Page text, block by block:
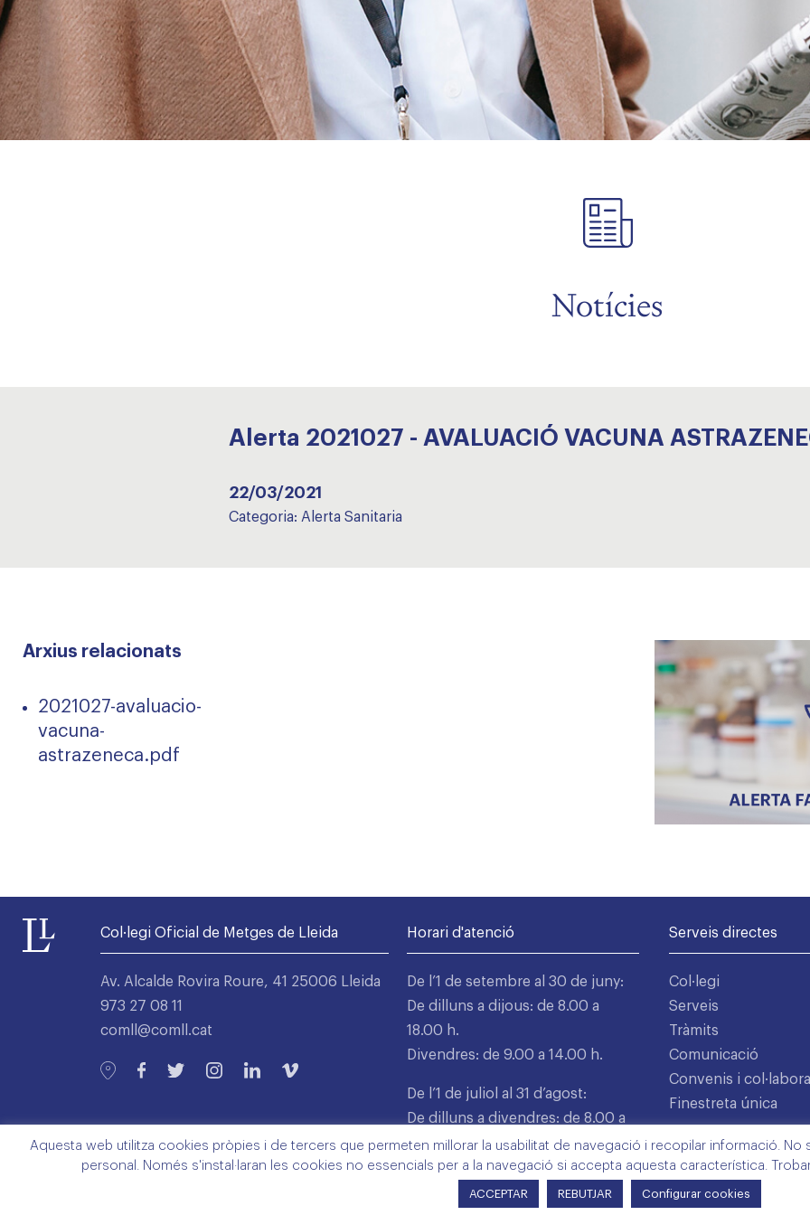
Notícies
Alerta 2021027 - AVALUACIÓ VACUNA
22/03/2021
Categoria: Alerta Sanitaria
Arxius relacionats
2021027-avaluacio-
vacuna-
astrazeneca.pdf
Col·legi Oficial de Metges de Lleida
Av. Alcalde Rovira Roure, 41 25006 Lleida
973 27 08 11
comll@comll.cat
Horari d'atenció
De l’1 de setembre al 30 de juny:
De dilluns a dijous: de 8.00 a
18.00 h.
Divendres: de 9.00 a 14.00 h.
De l’1 de juliol al 31 d’agost:
De dilluns a divendres: de 8.00 a
15.00 h.
Serveis directes
Col·legi
Serveis
Tràmits
Comunicació
Convenis i
Finestreta única
Aquesta web utilitza cookies pròpies i de tercers que permeten millorar la usabilitat de navegació i recopilar informació.
personal. Només s'instal·laran les cookies no essencials per a la navegació si accepta aquesta característica.
ACCEPTAR REBUTJAR Configurar cookies